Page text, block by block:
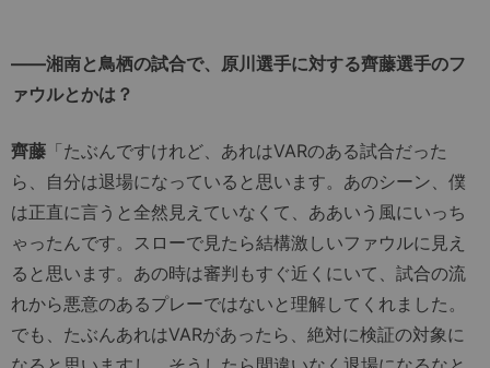
――湘南と鳥栖の試合で、原川選手に対する齊藤選手のフ
ァウルとかは？
齊藤 「たぶんですけれど、あれはVARのある試合だった
ら、自分は退場になっていると思います。あのシーン、僕
は正直に言うと全然見えていなくて、ああいう風にいっち
ゃったんです。スローで見たら結構激しいファウルに見え
ると思います。あの時は審判もすぐ近くにいて、試合の流
れから悪意のあるプレーではないと理解してくれました。
でも、たぶんあれはVARがあったら、絶対に検証の対象に